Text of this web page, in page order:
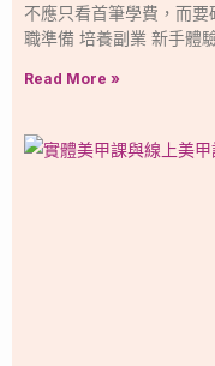
不應只看首筆學費，而
職準備 培養副業 新手體
Read More »